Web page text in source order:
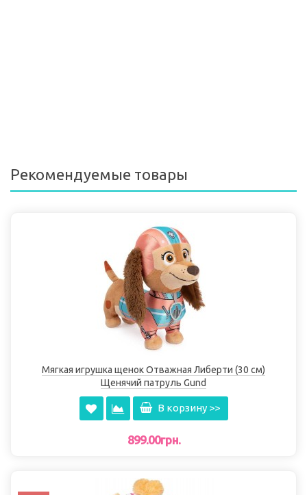
Рекомендуемые товары
Мягкая игрушка щенок Отважная Либерти (30 см)
Щенячий патруль Gund
В корзину >>
899.00грн.